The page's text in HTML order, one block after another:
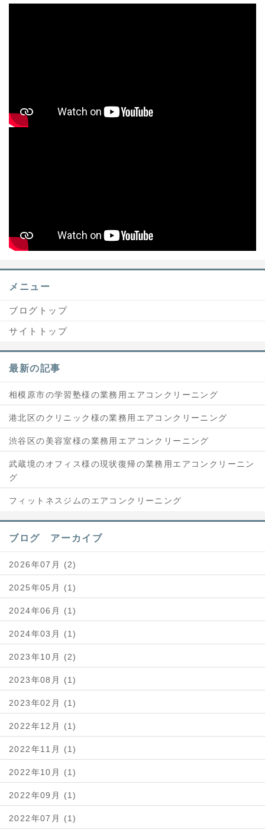
メニュー
ブログトップ
サイトトップ
最新の記事
相模原市の学習塾様の業務用エアコンクリーニング
港北区のクリニック様の業務用エアコンクリーニング
渋谷区の美容室様の業務用エアコンクリーニング
武蔵境のオフィス様の現状復帰の業務用エアコンクリーニン
グ
フィットネスジムのエアコンクリーニング
ブログ アーカイブ
2026年07月 (2)
2025年05月 (1)
2024年06月 (1)
2024年03月 (1)
2023年10月 (2)
2023年08月 (1)
2023年02月 (1)
2022年12月 (1)
2022年11月 (1)
2022年10月 (1)
2022年09月 (1)
2022年07月 (1)